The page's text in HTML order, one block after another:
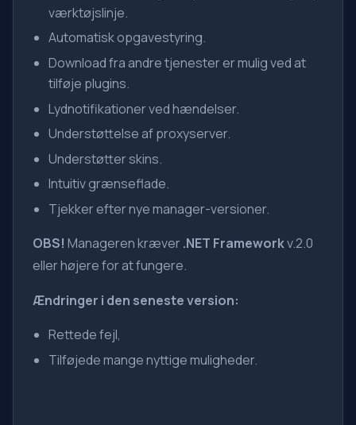
værktøjslinje.
Automatisk opgavestyring.
Download fra andre tjenester er mulig ved at
tilføje plugins.
Lydnotifikationer ved hændelser.
Understøttelse af proxyserver.
Understøtter skins.
Intuitiv grænseflade.
Tjekker efter nye manager-versioner.
OBS! Manageren kræver.NET Frameworkv.2.0
eller højere for at fungere.
Ændringer i den seneste version:
Rettede fejl,
Tilføjede mange nyttige muligheder.